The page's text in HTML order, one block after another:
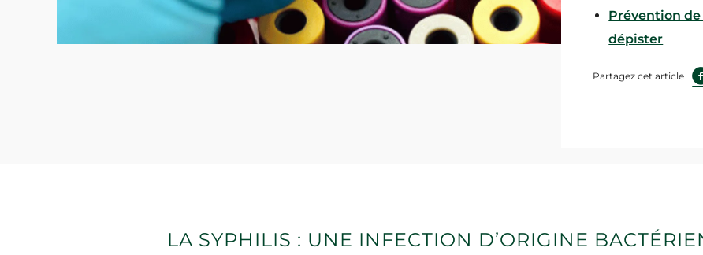
Prévention
dépister
Partagez cet article
LA SYPHILIS : UNE INFECTION D’ORIGINE